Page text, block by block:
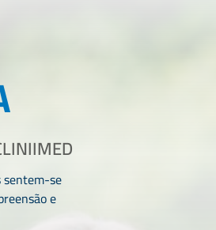
sentem-se
e